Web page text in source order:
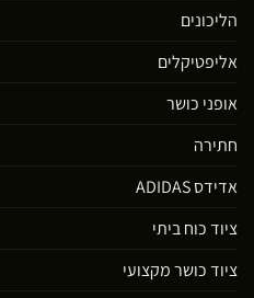
הליכונים
אליפטיקלים
אופני כושר
חתירה
אדידס ADIDAS
ציוד כוח ביתי
ציוד כושר מקצועי